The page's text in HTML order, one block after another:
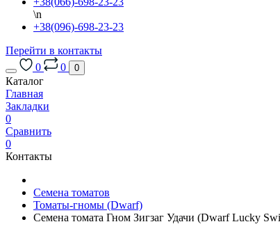
\n
+38(096)-698-23-23
Перейти в контакты
0
0 0
Каталог
Главная
Закладки
0
Сравнить
0
Контакты
Семена томатов
Томаты-гномы (Dwarf)
Семена томата Гном Зигзаг Удачи (Dwarf Lucky